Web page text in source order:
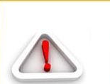
借助于我们的技术团队